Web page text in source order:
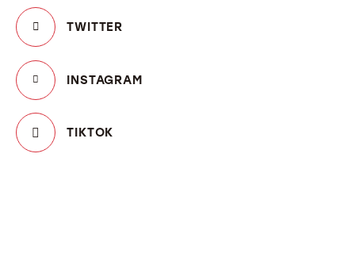
TWITTER
INSTAGRAM
TIKTOK